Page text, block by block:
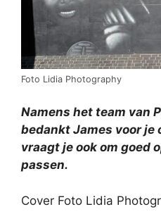
Foto Lidia Photography
Namens het team van
bedankt James voor je
vraagt je ook om goed
passen.
Cover Foto Lidia